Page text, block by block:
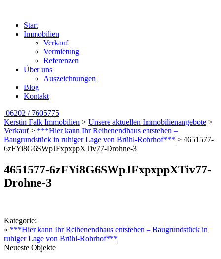
Start
Immobilien
Verkauf
Vermietung
Referenzen
Über uns
Auszeichnungen
Blog
Kontakt
06202 / 7605775
Kerstin Falk Immobilien > Unsere aktuellen Immobilienangebote >
Verkauf> ***Hier kann Ihr Reihenendhaus entstehen –
Baugrundstück in ruhiger Lage von Brühl-Rohrhof*** > 4651577-
6zFYi8G6SWpJFxpxppXTiv77-Drohne-3
4651577-6zFYi8G6SWpJFxpxppXTiv77-
Drohne-3
Kategorie:
« ***Hier kann Ihr Reihenendhaus entstehen – Baugrundstück in
ruhiger Lage von Brühl-Rohrhof***
Neueste Objekte